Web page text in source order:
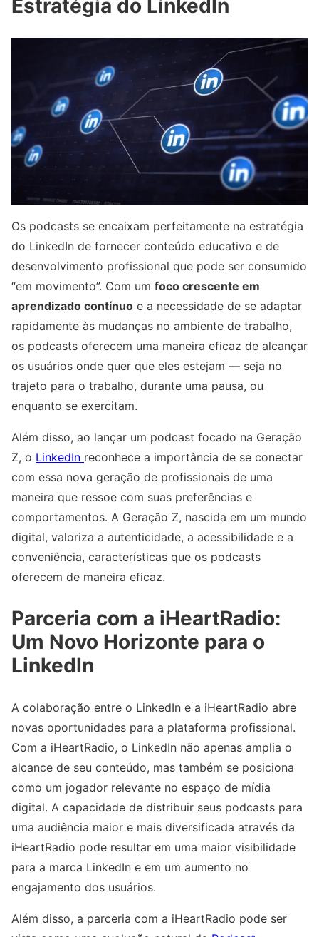
Estratégia do LinkedIn
Os podcasts se encaixam perfeitamente na estratégia
do LinkedIn de fornecer conteúdo educativo e de
desenvolvimento profissional que pode ser consumido
“em movimento”. Com um foco crescente em
aprendizado contínuo e a necessidade de se adaptar
rapidamente às mudanças no ambiente de trabalho,
os podcasts oferecem uma maneira eficaz de alcançar
os usuários onde quer que eles estejam — seja no
trajeto para o trabalho, durante uma pausa, ou
enquanto se exercitam.
Além disso, ao lançar um podcast focado na Geração
Z, o LinkedIn reconhece a importância de se conectar
com essa nova geração de profissionais de uma
maneira que ressoe com suas preferências e
comportamentos. A Geração Z, nascida em um mundo
digital, valoriza a autenticidade, a acessibilidade e a
conveniência, características que os podcasts
oferecem de maneira eficaz.
Parceria com a iHeartRadio:
Um Novo Horizonte para o
LinkedIn
A colaboração entre o LinkedIn e a iHeartRadio abre
novas oportunidades para a plataforma profissional.
Com a iHeartRadio, o LinkedIn não apenas amplia o
alcance de seu conteúdo, mas também se posiciona
como um jogador relevante no espaço de mídia
digital. A capacidade de distribuir seus podcasts para
uma audiência maior e mais diversificada através da
iHeartRadio pode resultar em uma maior visibilidade
para a marca LinkedIn e em um aumento no
engajamento dos usuários.
Além disso, a parceria com a iHeartRadio pode ser